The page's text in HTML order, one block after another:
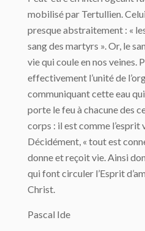
mobilisé par Tertullien.
presque abstraitement : «
sang des martyrs ». Or, le
vie qui coule en nos veines.
effectivement l’unité de
communiquant cette eau
porte le feu à chacune des
corps : il est comme
Décidément, « tout est
donne et reçoit vie. Ainsi
qui font circuler l’Esprit
Christ.
Pascal Ide